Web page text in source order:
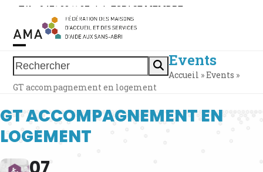
Skip
content
Tél. : 0471 38 11 37 | | ESPACE MEMBRE
Rechercher
Open
mobile
Close
mobile
Events
Accueil »Events »
GT accompagnement en logement
GT ACCOMPAGNEMENT EN
LOGEMENT